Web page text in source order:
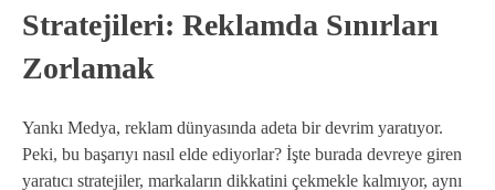
Stratejileri: Reklamda Sınırları
Zorlamak
Yankı Medya, reklam dünyasında adeta bir devrim yaratıyor.
Peki, bu başarıyı nasıl elde ediyorlar? İşte burada devreye giren
yaratıcı stratejiler, markaların dikkatini çekmekle kalmıyor, aynı